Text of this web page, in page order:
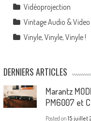
Vidéoprojection
Vintage Audio & Video
Vinyle, Vinyle, Vinyle !
DERNIERS ARTICLES
Marantz
PM6007 et
Posted on 15 juillet